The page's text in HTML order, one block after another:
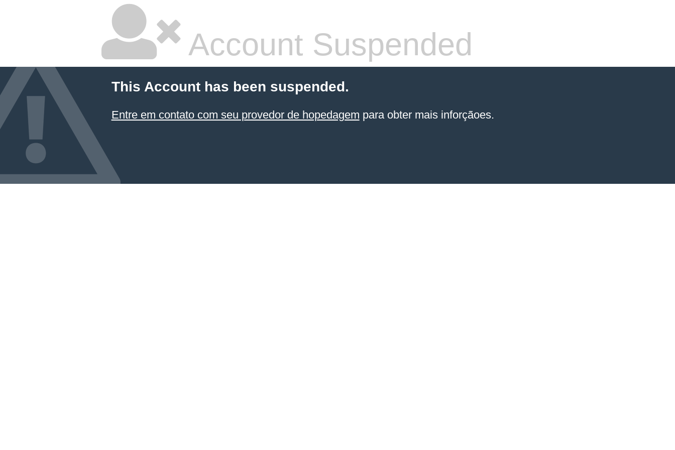
Account Suspended
This Account has been suspended.
Entre em contato com seu provedor de hopedagem para obter mais inforçãoes.